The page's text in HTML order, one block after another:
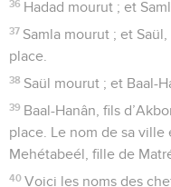
36 Hadad mourut ; et
37 Samla mourut ; et
place.
38 Saül mourut ; et Baal-
39 Baal-Hanân, fils
place. Le nom de sa ville
Mehétabeél, fille de
40 Voici les noms des